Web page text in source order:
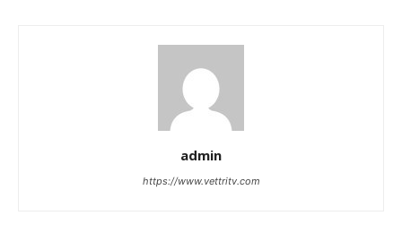
admin
https://www.vettritv.com